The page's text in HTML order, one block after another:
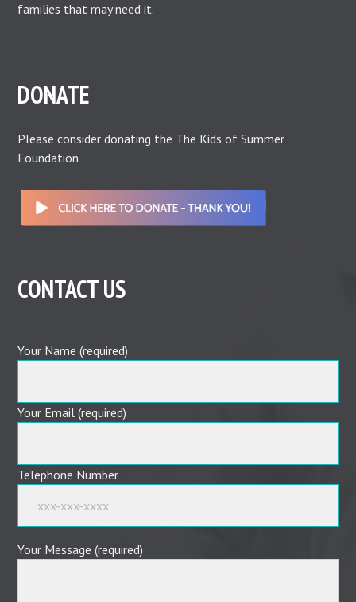
families that may need it.
DONATE
Please consider donating the The Kids of Summer
Foundation
CONTACT US
Your Name (required)
Your Email (required)
Telephone Number
Your Message (required)